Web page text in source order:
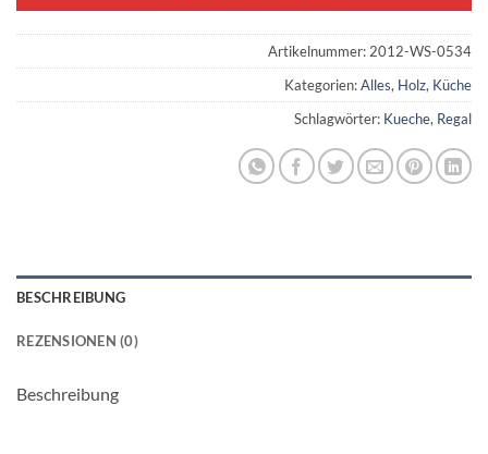
Artikelnummer: 2012-WS-0534
Kategorien:Alles, Holz, Küche
Schlagwörter: Kueche, Regal
BESCHREIBUNG
REZENSIONEN (0)
Beschreibung